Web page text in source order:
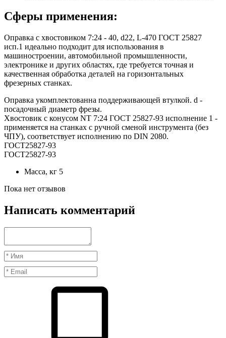
Сферы применения:
Оправка с хвостовиком 7:24 - 40, d22, L-470 ГОСТ 25827
исп.1 идеально подходит для использования в
машиностроении, автомобильной промышленности,
электронике и других областях, где требуется точная и
качественная обработка деталей на горизонтальных
фрезерных станках.
Оправка укомплектованна поддерживающей втулкой. d -
посадочный диаметр фрезы.
Хвостовик с конусом NT 7:24 ГОСТ 25827-93 исполнение 1 -
применяется на станках с ручной сменой инструмента (без
ЧПУ), соответствует исполнению по DIN 2080.
ГОСТ25827-93
ГОСТ25827-93
Масса, кг 5
Пока нет отзывов
Написать комментарий